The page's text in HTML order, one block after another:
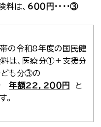
は、 6００円 ・・・・③
の令和8年度の国民健
は、医療分①＋支援分
も分③の
年額22，2００円
と
。